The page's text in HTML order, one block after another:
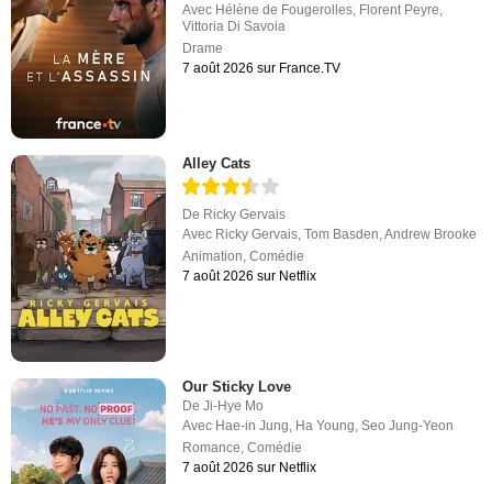
Avec Hélène de Fougerolles, Florent Peyre,
Vittoria Di Savoia
Drame
7 août 2026 sur France.TV
Alley Cats
De Ricky Gervais
Avec Ricky Gervais ,Tom Basden ,Andrew Brooke
Animation ,Comédie
7 août 2026 sur Netflix
Our Sticky Love
DeJi-Hye Mo
Avec Hae-in Jung, Ha Young,Seo Jung-Yeon
Romance,Comédie
7 août 2026 sur Netflix